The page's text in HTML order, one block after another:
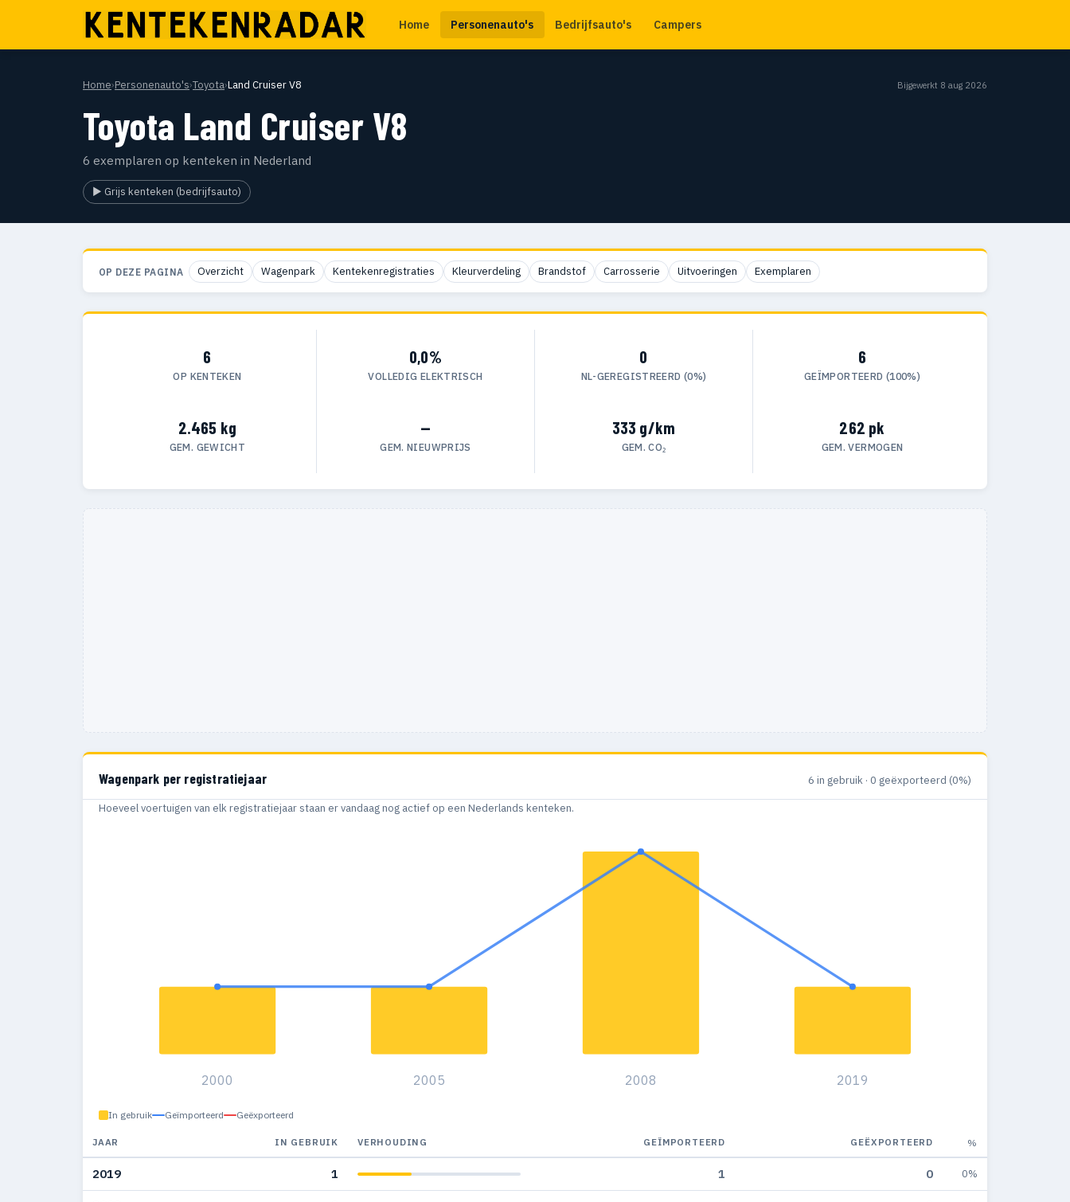
Home Personenauto's Bedrijfsauto's Campers
Home›Personenauto's›Toyota›Land Cruiser V8 Bijgewerkt 8 aug 2026
Toyota Land Cruiser V8
6 exemplaren op kenteken in Nederland
▶ Grijs kenteken (bedrijfsauto)
OP DEZE PAGINA Overzicht Wagenpark Kentekenregistraties Kleurverdeling Brandstof Carrosserie Uitvoeringen Exemplaren
6
OP KENTEKEN
0,0%
VOLLEDIG ELEKTRISCH
0
NL-GEREGISTREERD (0%)
6
GEÏMPORTEERD (100%)
2.465 kg
GEM. GEWICHT
—
GEM. NIEUWPRIJS
333 g/km
GEM. CO₂
262 pk
GEM. VERMOGEN
Wagenpark per registratiejaar 6 in gebruik · 0 geëxporteerd (0%)
Hoeveel voertuigen van elk registratiejaar staan er vandaag nog actief op een Nederlands kenteken.
2000 2005 2008 2019
In gebruik Geïmporteerd Geëxporteerd
JAAR IN GEBRUIK VERHOUDING GEÏMPORTEERD GEËXPORTEERD %
2019 1 1 0 0%